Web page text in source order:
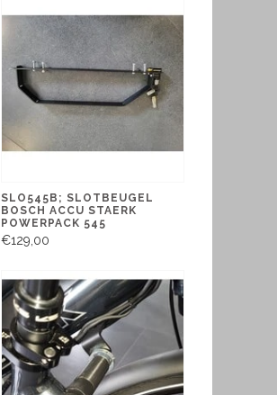
SLO545B; SLOTBEUGEL
BOSCH ACCU STAERK
POWERPACK 545
€129,00